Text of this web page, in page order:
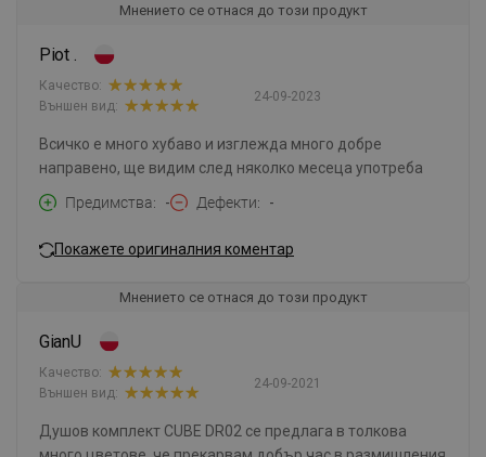
Мнението се отнася до този продукт
Piot .
24-09-2023
Качество:
Външен вид:
Всичко е много хубаво и изглежда много добре
направено, ще видим след няколко месеца употреба
Предимства
- Дефекти -
Покажете оригиналния коментар
Мнението се отнася до този продукт
GianU
24-09-2021
Качество:
Външен вид:
Душов комплект CUBE DR02 се предлага в толкова